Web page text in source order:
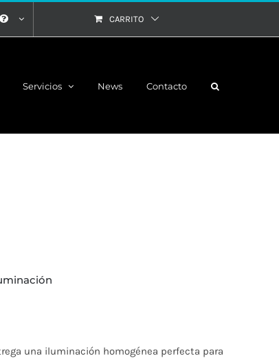
CARRITO
Servicios News Contacto
una iluminación homogénea perfecta para